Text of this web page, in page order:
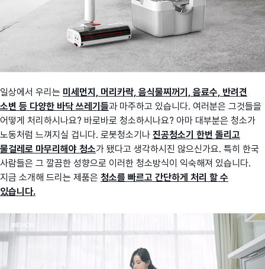
일상에서 우리는 미세먼지, 머리카락, 음식물찌꺼기, 음료수, 반려견
소변 등 다양한 바닥 쓰레기들과 마주하고 있습니다. 여러분은 그것들을
어떻게 처리하시나요? 바로바로 청소하시나요? 아마 대부분은 청소가
노동처럼 느껴지실 겁니다. 로봇청소기나 진공청소기 한번 돌리고
물걸레로 마무리해야 청소가 됐다고 생각하시진 않으신가요. 특히 한국
사람들은 그 깔끔한 성향으로 이러한 청소방식이 익숙해져 있습니다.
지금 소개해 드리는 제품은 청소를 빠르고 간단하게 처리 할 수
있습니다.